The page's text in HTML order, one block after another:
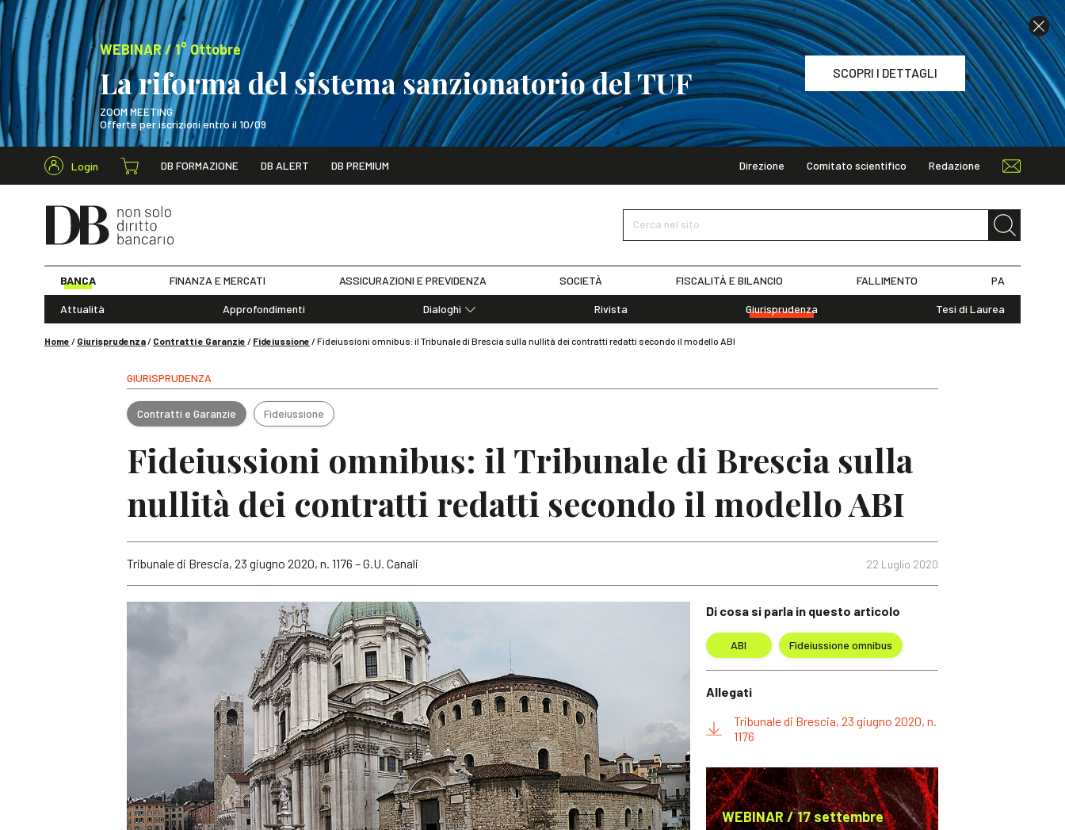
WEBINAR / 1° Ottobre
La riforma del sistema sanzionatorio del TUF
ZOOM MEETING
Offerte per iscrizioni entro il 10/09
SCOPRI I DETTAGLI
WEBINAR / 1° Ottobre
Login DB FORMAZIONE DB ALERT DB PREMIUM Direzione Comitato scientifico Redazione
Cerca nel sito
BANCA FINANZA E MERCATI ASSICURAZIONI E PREVIDENZA SOCIETÀ FISCALITÀ E BILANCIO FALLIMENTO PA
Attualità Approfondimenti
Dialoghi
Rivista Giurisprudenza Tesi di Laurea
Home / Giurisprudenza/ Contratti e Garanzie / Fideiussione /Fideiussioni omnibus: il Tribunale di Brescia sulla nullità dei contratti redatti secondo il modello ABI
GIURISPRUDENZA
Contratti e Garanzie Fideiussione
Fideiussioni omnibus: il Tribunale di Brescia sulla
nullità dei contratti redatti secondo il modello ABI
22 Luglio 2020
Tribunale di Brescia, 23 giugno 2020, n. 1176 – G.U. Canali
Di cosa si parla in questo articolo
ABI Fideiussione omnibus
Allegati
Tribunale di Brescia, 23 giugno 2020, n.
1176
WEBINAR / 17 settembre